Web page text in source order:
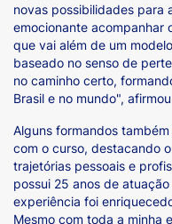
novas possibilidades para
emocionante acompanhar
que vai além de um
baseado no senso de
no caminho certo,
Brasil e no mundo",
Alguns formandos
com o curso, destacando
trajetórias pessoais e
possui 25 anos de
experiência foi
Mesmo com toda a minha